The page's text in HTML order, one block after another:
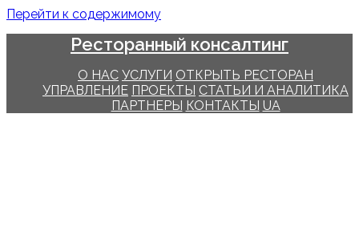
Перейти к содержимому
Ресторанный консалтинг
О НАС УСЛУГИ ОТКРЫТЬ РЕСТОРАН
УПРАВЛЕНИЕ ПРОЕКТЫ СТАТЬИ И АНАЛИТИКА
ПАРТНЕРЫ КОНТАКТЫ UA